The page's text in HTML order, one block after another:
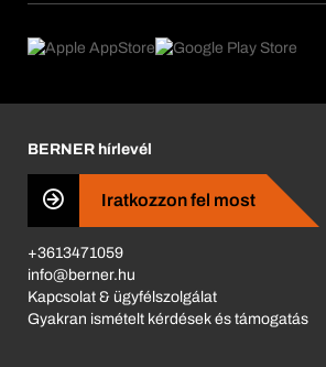
eProcurement
Termékajánló
Mi hajt minket
Business Conduct
BERNER hírlevél
Iratkozzon fel most
+3613471059
info@berner.hu
Kapcsolat & ügyfélszolgálat
Gyakran ismételt kérdések és támogatás